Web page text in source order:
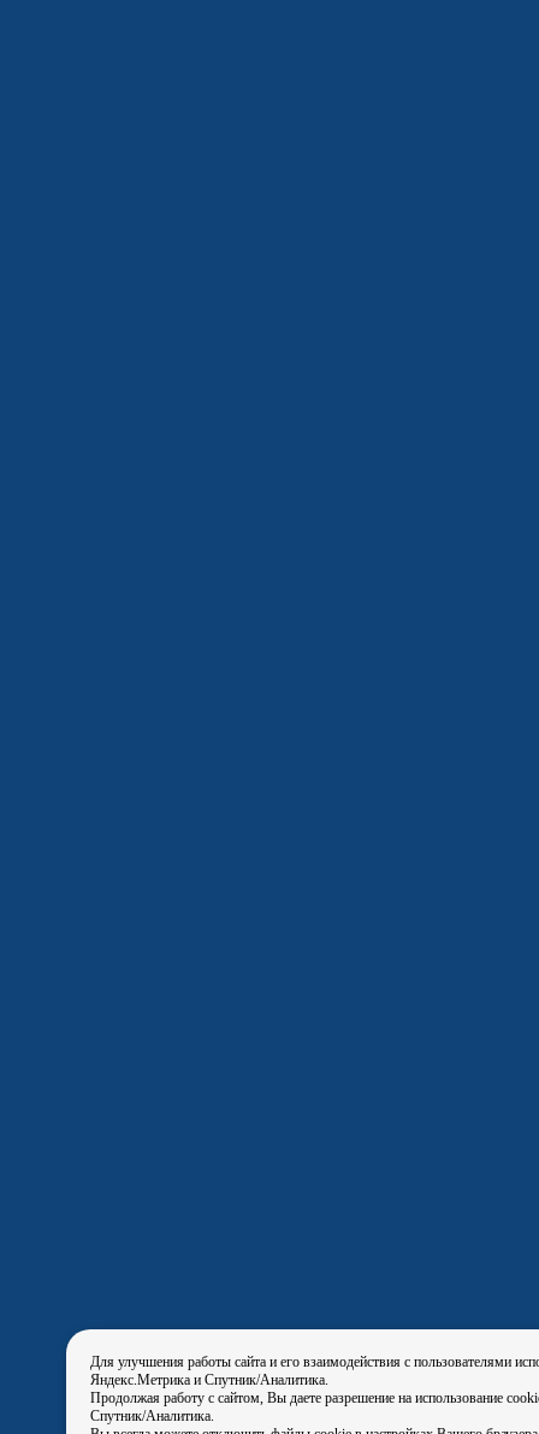
Для улучшения работы сайта и его взаимодействия с пользователями
Яндекс.Метрика и Спутник/Аналитика.
Продолжая работу с сайтом, Вы даете разрешение на использование
Спутник/Аналитика.